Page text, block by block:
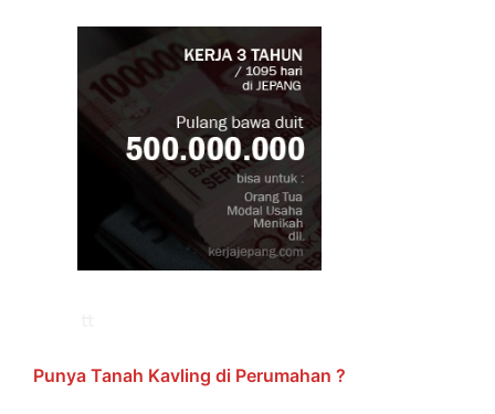
Punya Tanah Kavling di Perumahan ?